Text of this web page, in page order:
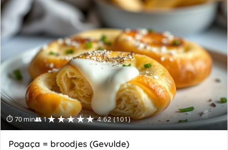
⏱ 70 min👥 1★★★★★ 4.62 (101)
Pogaça = broodjes (Gevulde)